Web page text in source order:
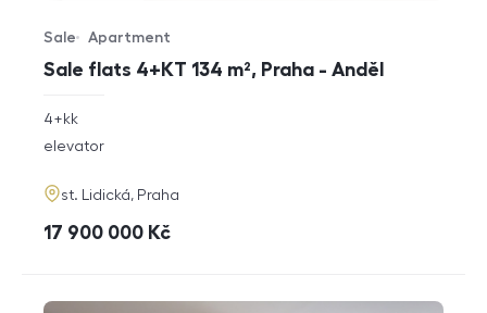
Sale flats 4+KT 134 m², Praha - Anděl
Offer type
Sale
Property type
Apartment
rozměry
disposition
4+kk
funkce
elevator
adresa
st. Lidická, Praha
cena
17 900 000 Kč